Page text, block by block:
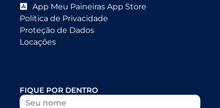
App Meu Paineiras App Store
Política de Privacidade
Proteção de Dados
Locações
FIQUE POR DENTRO